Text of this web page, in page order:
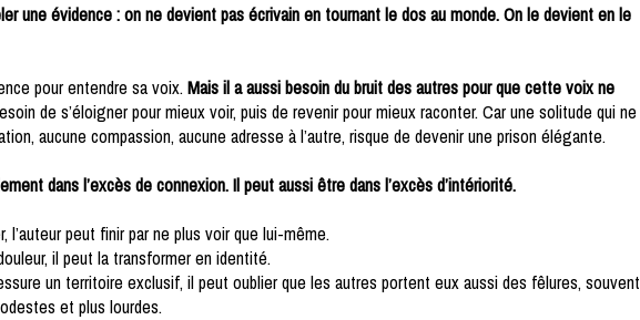
une évidence : on ne devient pas écrivain en tournant le dos au monde. On le devient en le
pour entendre sa voix.Mais il a aussi besoin du bruit des autres pour que cette voix ne
de s’éloigner pour mieux voir, puis de revenir pour mieux raconter. Car une solitude qui ne
aucune compassion, aucune adresse à l’autre, risque de devenir une prison élégante.
dans l’excès de connexion. Il peut aussi être dans l’excès d’intériorité.
l’auteur peut finir par ne plus voir que lui-même.
il peut la transformer en identité.
un territoire exclusif, il peut oublier que les autres portent eux aussi des fêlures, souvent
et plus lourdes.